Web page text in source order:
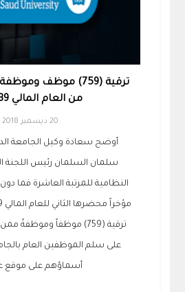
ترقية (759) موظف
من العام المالي 1439هـ
20 ديسمبر 2018
أوضح سعادة وكيل الجامعة
سلمان السلمان رئيس اللجنة
النظامية للمرتبة العاشرة فما
ترقية (759) موظفاً
على سلم الموظفين العام
أسماؤهم على موقع